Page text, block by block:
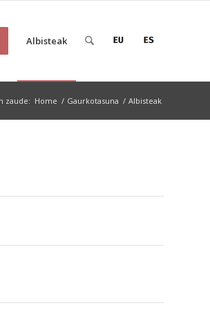
Albisteak
zaude: Home / Gaurkotasuna / Albisteak